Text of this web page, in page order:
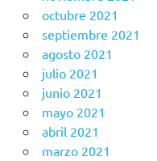
octubre 2021
septiembre 2021
agosto 2021
julio 2021
junio 2021
mayo 2021
abril 2021
marzo 2021